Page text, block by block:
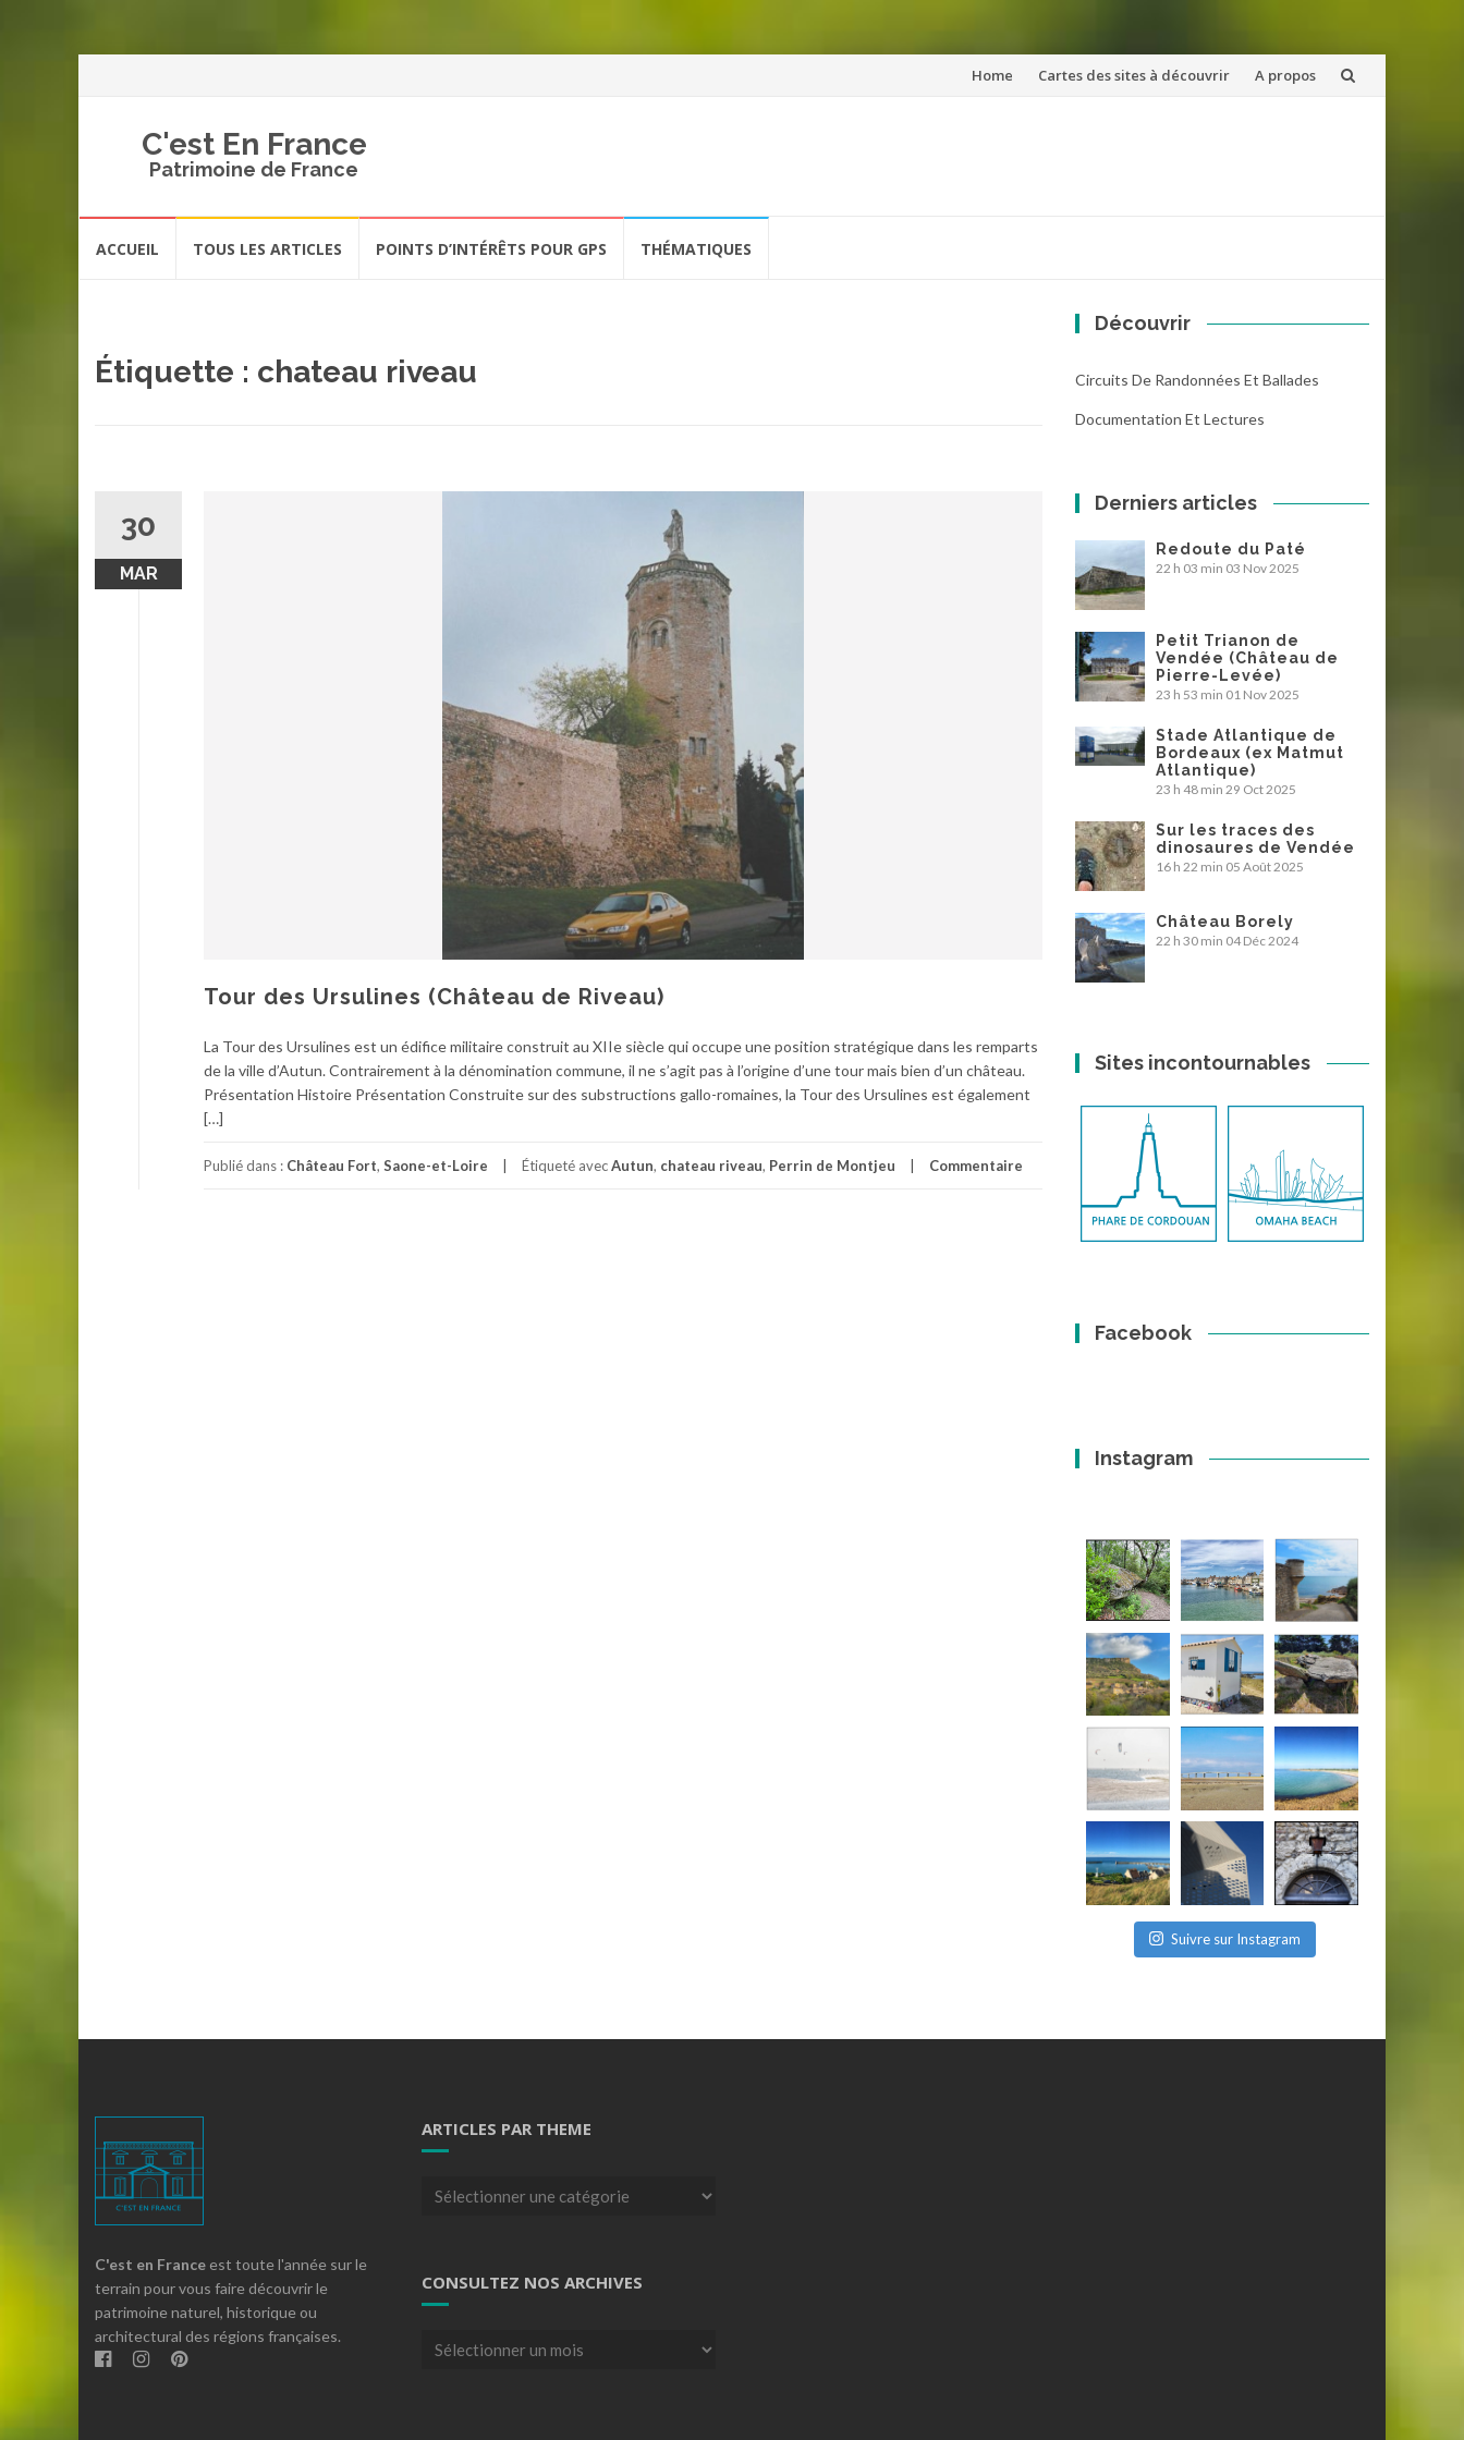
Aller
Home Cartes des sites à découvrir A propos
C'est En France
Patrimoine de France
ACCUEIL TOUS LES ARTICLES POINTS D’INTÉRÊTS POUR GPS THÉMATIQUES
Étiquette : chateau riveau
30
MAR
Tour des Ursulines (Château de Riveau)
La Tour des Ursulines est un édifice militaire construit au XIIe siècle qui occupe une position stratégique dans les remparts
de la ville d’Autun. Contrairement à la dénomination commune, il ne s’agit pas à l’origine d’une tour mais bien d’un château.
Présentation Histoire Présentation Construite sur des substructions gallo-romaines, la Tour des Ursulines est également
[…]
Publié dans : Château Fort, Saone-et-Loire Étiqueté avecAutun, chateau riveau, Perrin de Montjeu Commentaire
Découvrir
Circuits De Randonnées Et Ballades
Documentation Et Lectures
Derniers articles
Redoute du Paté
22 h 03 min 03 Nov 2025
Petit Trianon de
Vendée (Château de
Pierre-Levée)
23 h 53 min 01 Nov 2025
Stade Atlantique de
Bordeaux (ex Matmut
Atlantique)
23 h 48 min 29 Oct 2025
Sur les traces des
dinosaures de Vendée
16 h 22 min 05 Août 2025
Château Borely
22 h 30 min 04 Déc 2024
Sites incontournables
Facebook
Instagram
Suivre sur Instagram
C'est en France est toute l'année sur le
terrain pour vous faire découvrir le
patrimoine naturel, historique ou
architectural des régions françaises.
ARTICLES PAR THEME
Articles
CONSULTEZ NOS ARCHIVES
Consultez